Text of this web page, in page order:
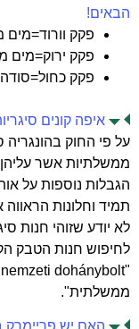
הבאים!
פקק וורוד=מים
פקק ירוק=מים
פקק כחול=סודה
איפה קונים
על פי החוק בהונגריה
ממשלתיות אשר עליהן
הגבלות נוספות על
תמיד וחלונות
לא יודע שזוהי חנות
לחיפוש חנות הטבק
ממשלתית".
האם יש